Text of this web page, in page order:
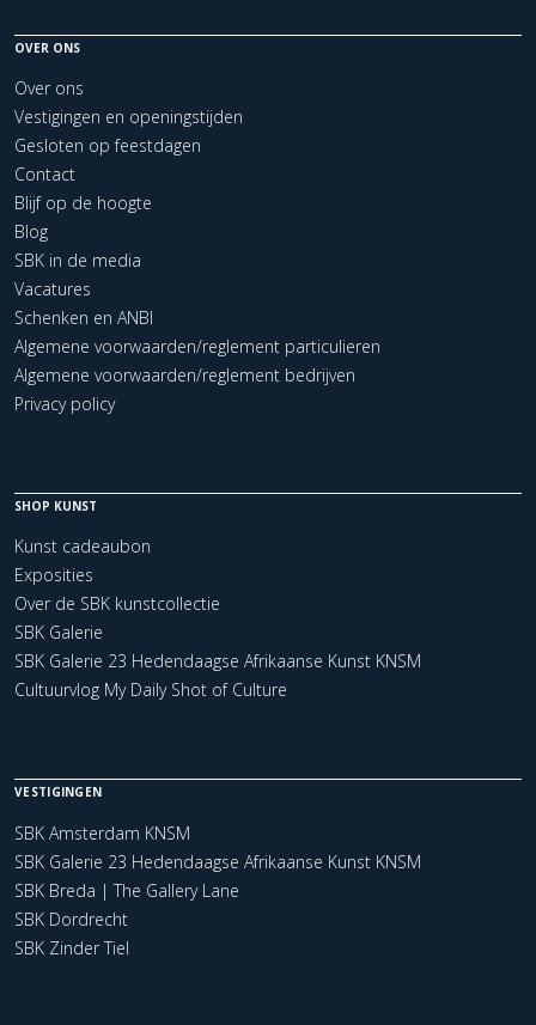
OVER ONS
Over ons
Vestigingen en openingstijden
Gesloten op feestdagen
Contact
Blijf op de hoogte
Blog
SBK in de media
Vacatures
Schenken en ANBI
Algemene voorwaarden/reglement particulieren
Algemene voorwaarden/reglement bedrijven
Privacy policy
SHOP KUNST
Kunst cadeaubon
Exposities
Over de SBK kunstcollectie
SBK Galerie
SBK Galerie 23 Hedendaagse Afrikaanse Kunst KNSM
Cultuurvlog My Daily Shot of Culture
VESTIGINGEN
SBK Amsterdam KNSM
SBK Galerie 23 Hedendaagse Afrikaanse Kunst KNSM
SBK Breda | The Gallery Lane
SBK Dordrecht
SBK Zinder Tiel